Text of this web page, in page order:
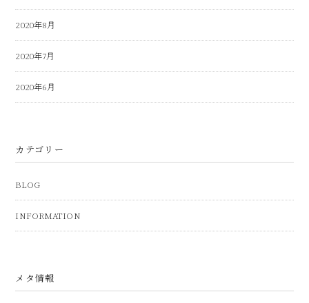
2020年8月
2020年7月
2020年6月
カテゴリー
BLOG
INFORMATION
メタ情報